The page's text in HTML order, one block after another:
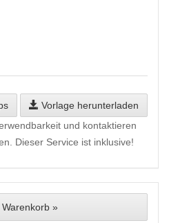
Vorlage herunterladen
und kontaktieren
Dieser Service ist inklusive!
»